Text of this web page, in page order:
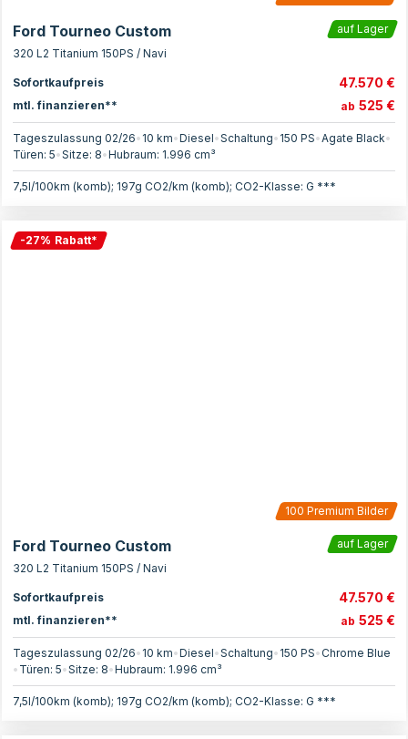
Ford Tourneo Custom
auf Lager
320 L2 Titanium 150PS / Navi
Sofortkaufpreis 47.570 €
mtl. finanzieren** ab 525 €
Tageszulassung 02/26• 10 km•Diesel•Schaltung• 150 PS•Agate Black•
Türen: 5•Sitze: 8•Hubraum: 1.996 cm³
7,5l/100km (komb); 197g CO2/km (komb); CO2-Klasse: G ***
-27% Rabatt*
100 Premium Bilder
Ford Tourneo Custom
auf Lager
320 L2 Titanium 150PS / Navi
Sofortkaufpreis 47.570 €
mtl. finanzieren** ab 525 €
Tageszulassung 02/26• 10 km•Diesel•Schaltung• 150 PS•Chrome Blue
• Türen: 5•Sitze: 8•Hubraum: 1.996 cm³
7,5l/100km (komb); 197g CO2/km (komb); CO2-Klasse: G ***